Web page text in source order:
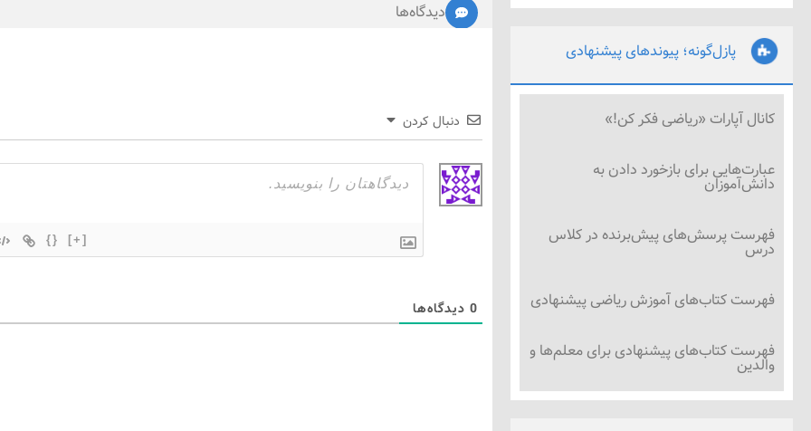
پازل‌گونه؛ پیوندهای پیشنهادی
کانال آپارات «ریاضی فکر کن!»
عبارت‌هایی برای بازخورد دادن به
دانش‌آموزان
فهرست پرسش‌های پیش‌برنده در کلاس
درس
فهرست کتاب‌های آموزش ریاضی پیشنهادی
فهرست کتاب‌های پیشنهادی برای معلم‌ها و
والدین
دیدگاه‌ها
دنبال کردن
{} [+]
0دیدگاه‌ها